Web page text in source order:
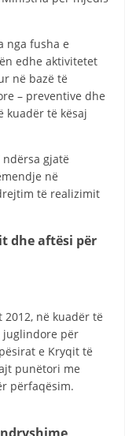
nga fusha e
edhe aktivitetet
në bazë të
– preventive dhe
kuadër të kësaj
gjatë
në
të realizimit
dhe aftësi për
në kuadër të
juglindore për
e Kryqit të
punëtori me
përfaqësim.